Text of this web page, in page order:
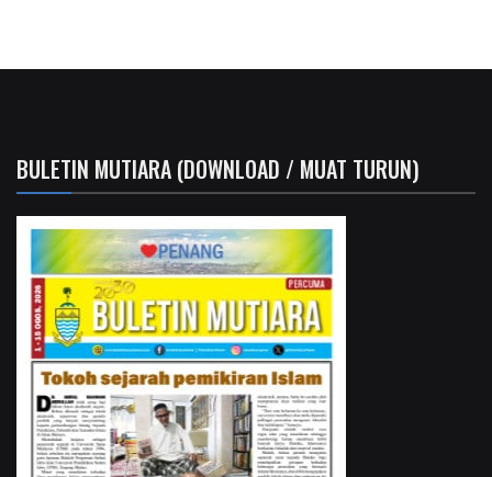
BULETIN MUTIARA (DOWNLOAD / MUAT TURUN)